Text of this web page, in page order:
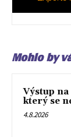
Mohlo by
Výstup
který se
4.8.2026